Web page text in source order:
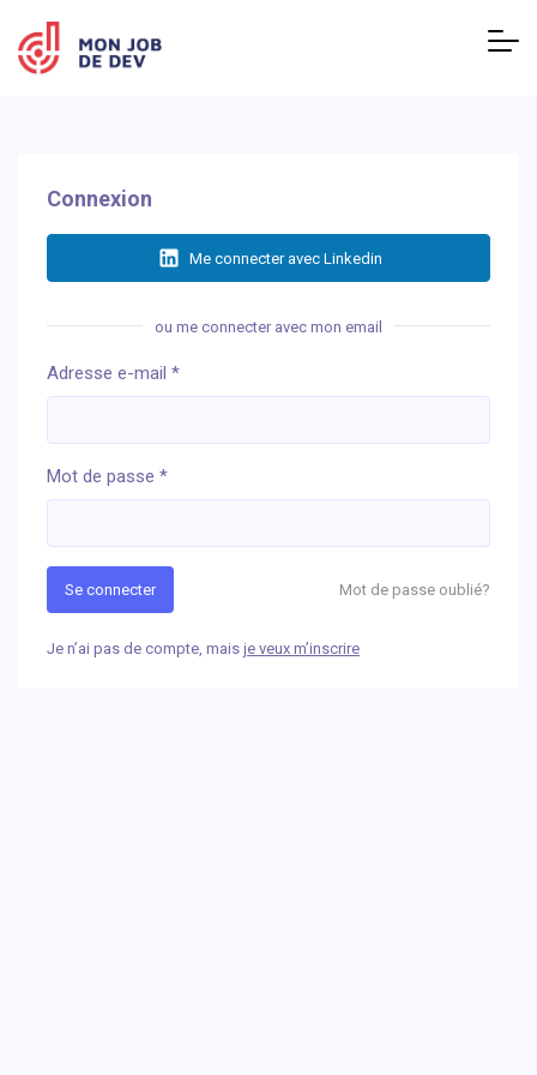
Connexion
Me connecter avec Linkedin
ou me connecter avec mon email
Adresse e-mail *
Mot de passe *
Se connecter Mot de passe oublié?
Je n’ai pas de compte, mais je veux m’inscrire